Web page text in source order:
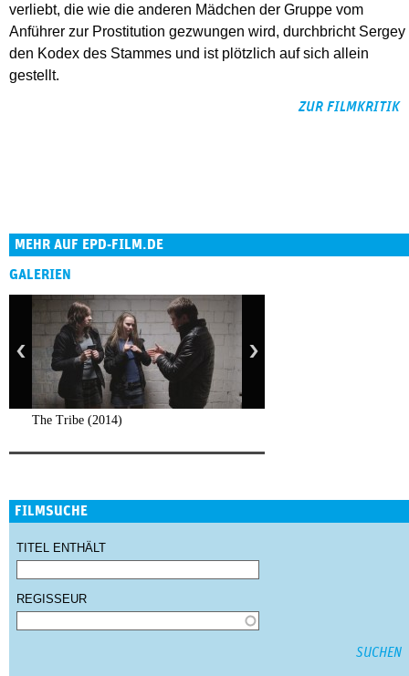
verliebt, die wie die anderen Mädchen der Gruppe vom
Anführer zur Prostitution gezwungen wird, durchbricht Sergey
den Kodex des Stammes und ist plötzlich auf sich allein
gestellt.
ZUR FILMKRITIK
MEHR AUF EPD-FILM.DE
GALERIEN
The Tribe (2014)
FILMSUCHE
TITEL ENTHÄLT
REGISSEUR